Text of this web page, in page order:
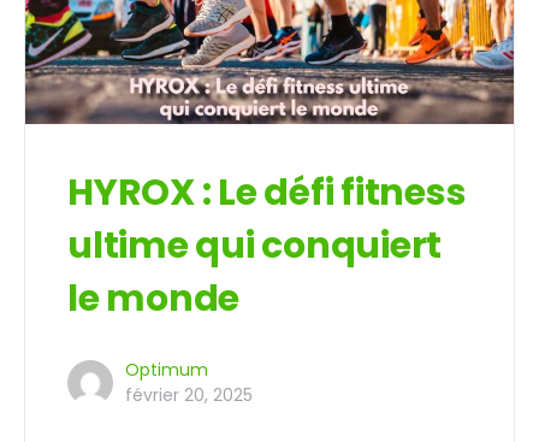
HYROX : Le défi fitness
ultime qui conquiert
le monde
Optimum
février 20, 2025